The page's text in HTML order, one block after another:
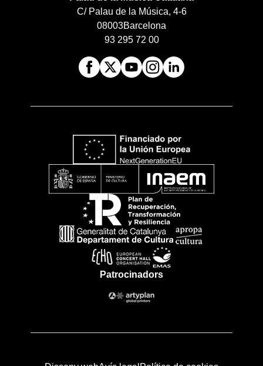
C/ Palau de la Música, 4-6
08003Barcelona
93 295 72 00
Patrocinadors